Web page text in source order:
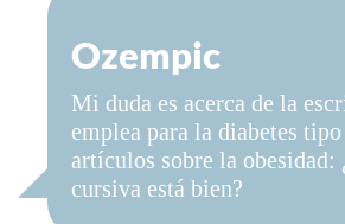
FundéuRAE es una fundación
y la Real Academia
el buen uso del español en
Internet.
Ozempic
Mi duda es acerca de la
emplea para la diabetes
artículos sobre la obesidad:
cursiva está bien?